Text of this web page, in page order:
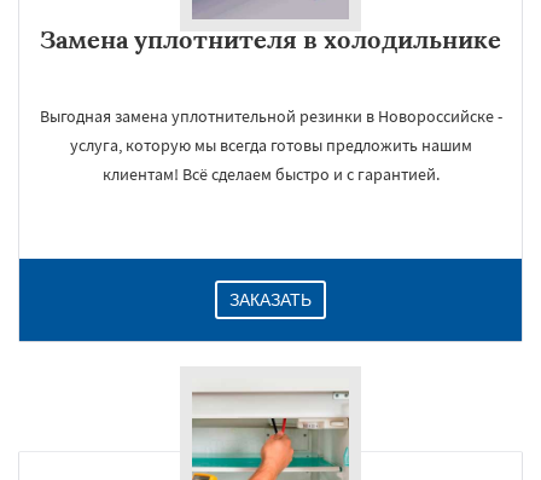
Замена уплотнителя в холодильнике
Выгодная замена уплотнительной резинки в Новороссийске -
услуга, которую мы всегда готовы предложить нашим
клиентам! Всё сделаем быстро и с гарантией.
ЗАКАЗАТЬ